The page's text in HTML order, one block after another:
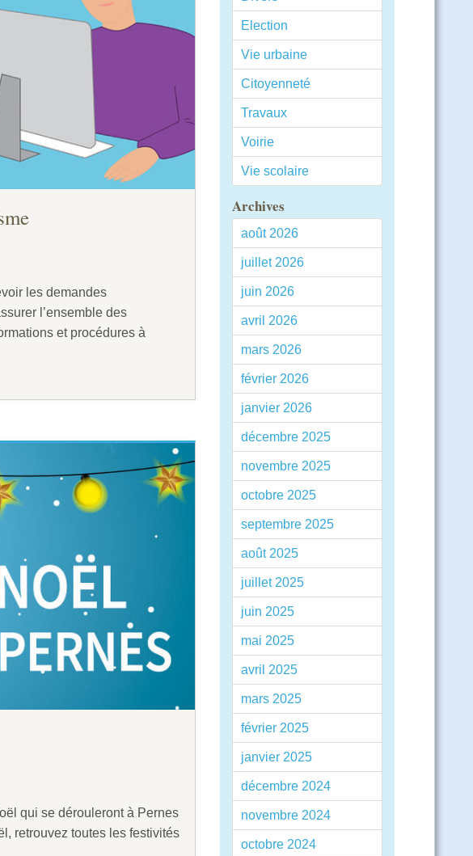
Election
Vie urbaine
Citoyenneté
Travaux
Voirie
Vie scolaire
Archives
août 2026
juillet 2026
juin 2026
avril 2026
mars 2026
février 2026
janvier 2026
décembre 2025
novembre 2025
octobre 2025
septembre 2025
août 2025
juillet 2025
juin 2025
mai 2025
avril 2025
mars 2025
février 2025
janvier 2025
décembre 2024
novembre 2024
octobre 2024
les demandes
l’ensemble des
et procédures à
qui se dérouleront à Pernes
retrouvez toutes les festivités